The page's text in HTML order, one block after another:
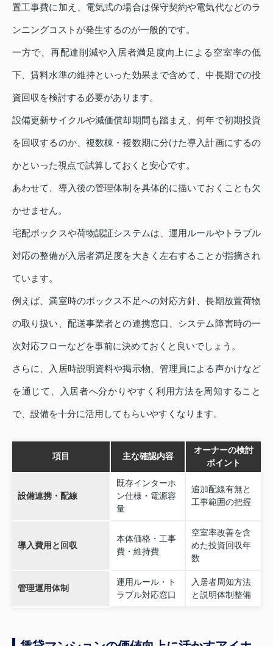
置工事費に加え、電気式の場合は保守契約や電気代などのラ
ンニングコストが発生するのが一般的です。
一方で、再配達削減や入居者満足度向上による空室率の低
下、賃料水準の維持といった効果まで含めて、中長期での投
資回収を検討する必要があります。
設備更新サイクルや減価償却期間も踏まえ、何年で初期投資
を回収するのか、複数棟・複数期に分けた導入計画にするの
かといった視点で試算しておくと安心です。
あわせて、導入後の管理体制を具体的に描いておくことも欠
かせません。
宅配ボックスや荷物認証システムは、運用ルールやトラブル
対応の整備が入居者満足度を大きく左右することが指摘され
ています。
例えば、満室時のボックス不足への対応方針、長期放置荷物
の取り扱い、配送事業者との連携窓口、システム障害時の一
次対応フローなどを事前に決めておくと良いでしょう。
さらに、入居時説明資料や掲示物、管理員による声かけなど
を通じて、入居者へ分かりやすく利用方法を周知すること
で、設備を十分に活用してもらいやすくなります。
項目 主な確認内容
オーナーの検討
ポイント
設備連携・配線
既存インターホ
ン仕様・電源容
量
追加配線有無と
工事範囲の把握
導入費用と回収
本体価格・工事
費・維持費
空室率改善を含
めた投資回収年
数
管理運用体制
運用ルール・ト
ラブル対応窓口
入居者周知方法
と説明体制整備